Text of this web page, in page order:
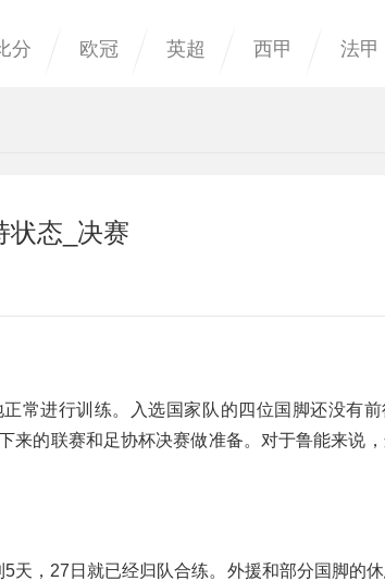
分 欧冠 英超 西甲 法甲
状态_决赛
常进行训练。入选国家队的四位国脚还没有前
来的联赛和足协杯决赛做准备。对于鲁能来说
天，27日就已经归队合练。外援和部分国脚的